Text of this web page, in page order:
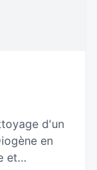
d'un
en
et